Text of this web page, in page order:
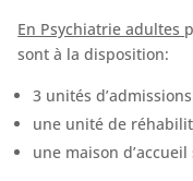
En Psychiatrie adultes
sont à la disposition:
3 unités
une unité de
une maison